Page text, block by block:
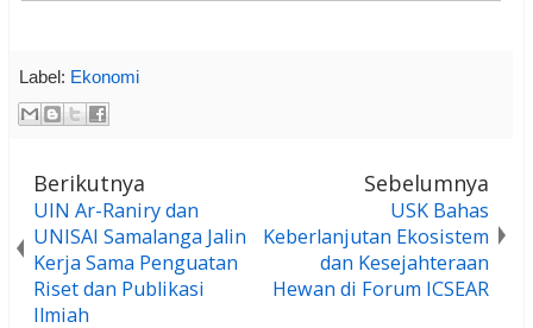
Label: Ekonomi
Berikutnya
UIN Ar-Raniry dan
UNISAI Samalanga Jalin
Kerja Sama Penguatan
Riset dan Publikasi
Ilmiah
Sebelumnya
USK Bahas
Keberlanjutan Ekosistem
dan Kesejahteraan
Hewan di Forum ICSEAR